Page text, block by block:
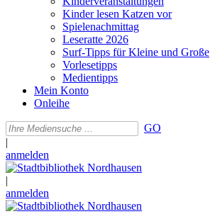
Kinder lesen Katzen vor
Spielenachmittag
Leseratte 2026
Surf-Tipps für Kleine und Große
Vorlesetipps
Medientipps
Mein Konto
Onleihe
GO
|
anmelden
|
anmelden